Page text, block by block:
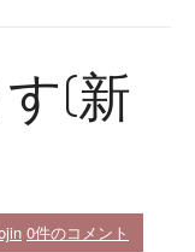
(新
0件のコメント